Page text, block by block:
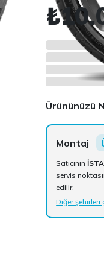
Ürününüzü
Montaj
Satıcının
servis
edilir.
Diğer şehirleri